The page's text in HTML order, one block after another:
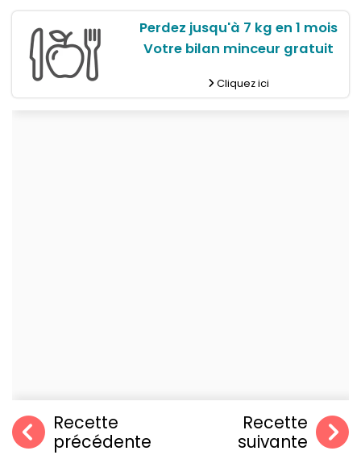
Perdez jusqu'à 7 kg en 1 mois
Votre bilan minceur gratuit
Cliquez ici
Recette
précédente
Recette
suivante